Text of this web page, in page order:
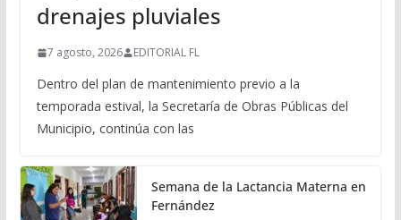
drenajes pluviales
7 agosto, 2026 EDITORIAL FL
Dentro del plan de mantenimiento previo a la
temporada estival, la Secretaría de Obras Públicas del
Municipio, continúa con las
Semana de la Lactancia Materna en
Fernández